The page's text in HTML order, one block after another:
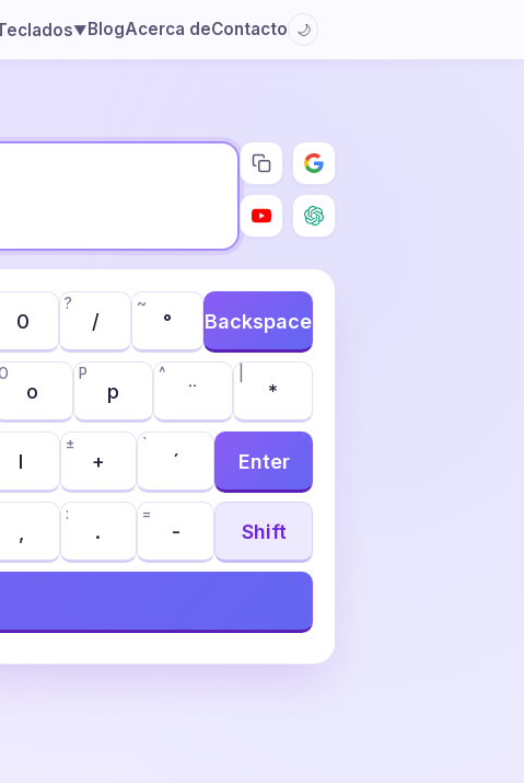
▼BlogAcerca deContacto 🌙
0 /
?
°
~
Backspace
o p
P
¨
^
*
l +
±
´
`
Enter
.
:
-
=
Shift